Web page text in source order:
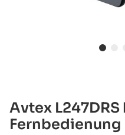
Avtex
Fernbedienung